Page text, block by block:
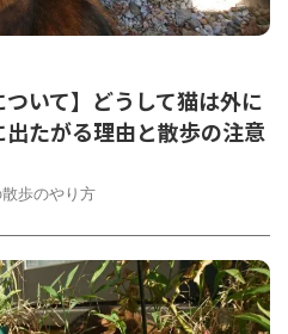
ついて】どうして猫は外に
たがる理由と散歩の注意
歩のやり方